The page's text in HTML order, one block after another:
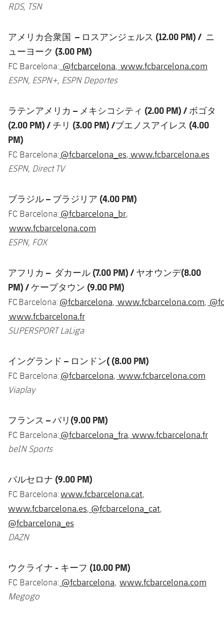
RDS, TSN
アメリカ合衆国 – ロスアンジェルス (12.00 PM) / ニ
ューヨーク (3.00 PM)
FC Barcelona: @fcbarcelona, www.fcbarcelona.com
ESPN, ESPN+, ESPN Deportes
ラテンアメリカ – メキシコシティ (2.00 PM) / ボゴタ
(2.00 PM) / チリ (3.00 PM) /ブエノスアイレス (4.00
PM)
FC Barcelona:@fcbarcelona_es, www.fcbarcelona.es
ESPN, Direct TV
ブラジル– ブラジリア (4.00 PM)
FC Barcelona:@fcbarcelona_br,
www.fcbarcelona.com
ESPN, FOX
アフリカ – ダカール (7.00 PM) / ヤオウンデ(8.00
PM) / ケープタウン (9.00 PM)
FC Barcelona:@fcbarcelona, www.fcbarcelona.com,
www.fcbarcelona.fr
SUPERSPORT LaLiga
イングランド – ロンドン( (8.00 PM)
FC Barcelona:@fcbarcelona, www.fcbarcelona.com
Viaplay
フランス – パリ (9.00 PM)
FC Barcelona:@fcbarcelona_fra, www.fcbarcelona.fr
beIN Sports
バルセロナ (9.00 PM)
FC Barcelona:www.fcbarcelona.cat,
www.fcbarcelona.es, @fcbarcelona_cat,
@fcbarcelona_es
DAZN
ウクライナ - キーフ (10.00 PM)
FC Barcelona: @fcbarcelona, www.fcbarcelona.com
Megogo